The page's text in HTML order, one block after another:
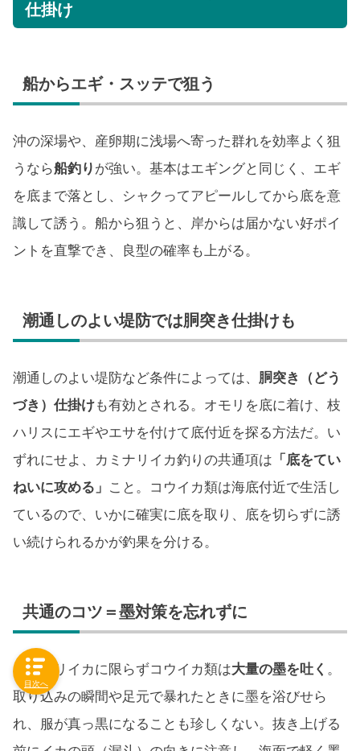
仕掛け
船からエギ・スッテで狙う
沖の深場や、産卵期に浅場へ寄った群れを効率よく狙
うなら船釣り が強い。基本はエギングと同じく、エギ
を底まで落とし、シャクってアピールしてから底を意
識して誘う。船から狙うと、岸からは届かない好ポイ
ントを直撃でき、良型の確率も上がる。
潮通しのよい堤防では胴突き仕掛けも
潮通しのよい堤防など条件によっては、 胴突き（どう
づき）仕掛けも有効とされる。オモリを底に着け、枝
ハリスにエギやエサを付けて底付近を探る方法だ。い
ずれにせよ、カミナリイカ釣りの共通項は 「底をてい
ねいに攻める」 こと。コウイカ類は海底付近で生活し
ているので、いかに確実に底を取り、底を切らずに誘
い続けられるかが釣果を分ける。
共通のコツ＝墨対策を忘れずに
カミナリイカに限らずコウイカ類は大量の墨を吐く 。
取り込みの瞬間や足元で暴れたときに墨を浴びせら
れ、服が真っ黒になることも珍しくない。抜き上げる
目次へ